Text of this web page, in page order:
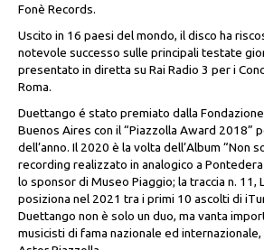
Fonè Records.
Uscito in 16 paesi del mondo, il disco ha
notevole successo sulle principali testate
presentato in diretta su Rai Radio 3 per i
Roma.
Duettango é stato premiato dalla
Buenos Aires con il “Piazzolla Award 2018”
dell’anno. Il 2020 è la volta dell’Album “Non
recording realizzato in analogico a
lo sponsor di Museo Piaggio; la traccia n. 11,
posiziona nel 2021 tra i primi 10 ascolti di
Duettango non è solo un duo, ma vanta
musicisti di fama nazionale ed